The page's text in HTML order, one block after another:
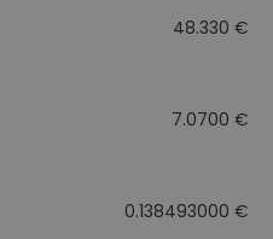
48.330 €
7.0700 €
0.138493000 €